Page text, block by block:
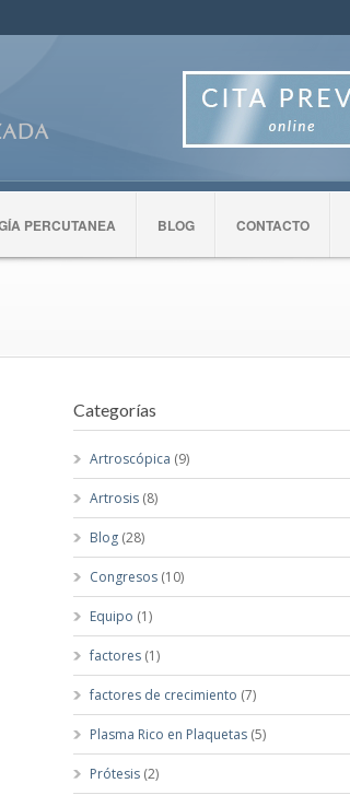
PERCUTANEA BLOG CONTACTO
Categorías
Artroscópica (9)
Artrosis (8)
Blog (28)
Congresos (10)
Equipo (1)
factores (1)
factores de crecimiento (7)
Plasma Rico en Plaquetas (5)
Prótesis (2)